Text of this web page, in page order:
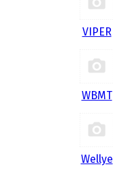
VIPER
WBMT
Wellye